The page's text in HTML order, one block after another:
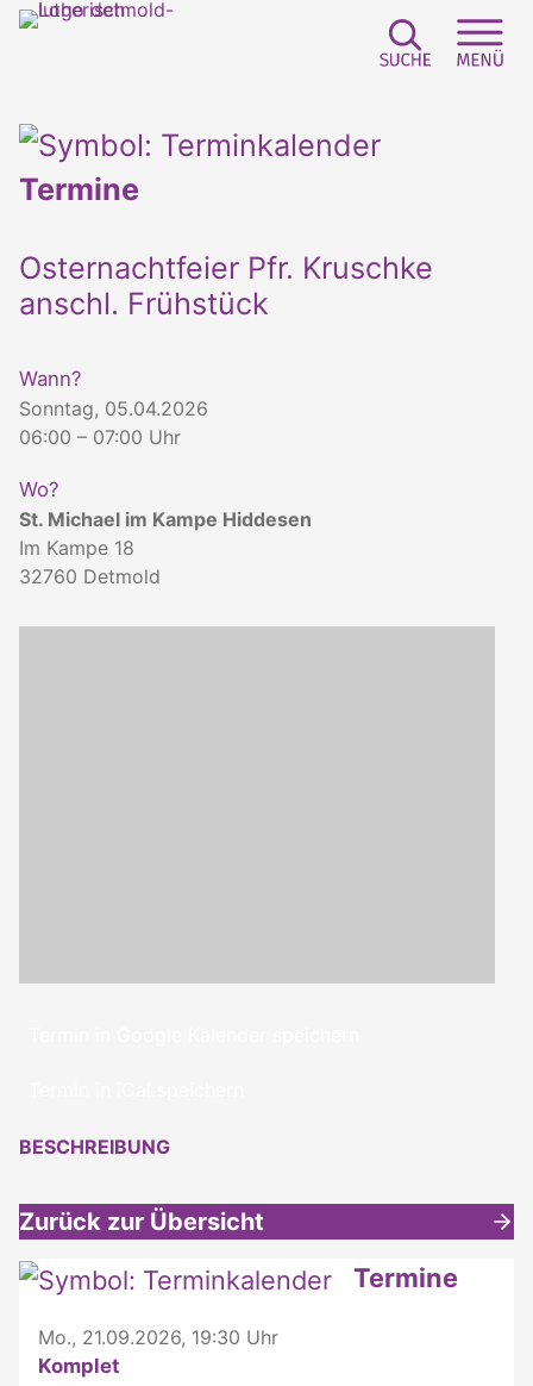
Termine
Osternachtfeier Pfr. Kruschke
anschl. Frühstück
Wann?
Sonntag, 05.04.2026
06:00 – 07:00 Uhr
Wo?
St. Michael im Kampe Hiddesen
Im Kampe 18
32760 Detmold
BESCHREIBUNG
Zurück zur Übersicht
Weitere interessante Inhalte Termine
Mo., 21.09.2026, 19:30 Uhr
Komplet